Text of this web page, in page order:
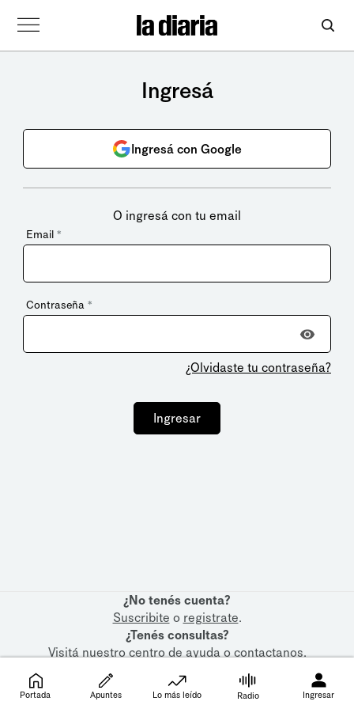
Ingresá
Ingresá con Google
O ingresá con tu email
Email *
Contraseña *
¿Olvidaste tu contraseña?
Ingresar
¿No tenés cuenta?
Suscribite o registrate.
¿Tenés consultas?
Visitá nuestrocentro de ayudaocontactanos.
Portada Apuntes Lo más leído Radio Ingresar